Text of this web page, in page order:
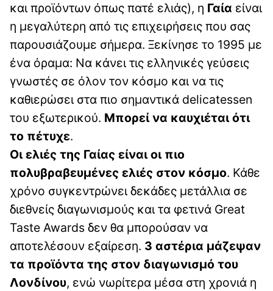
και προϊόντων όπως πατέ ελιάς), η Γαία είναι
η μεγαλύτερη από τις επιχειρήσεις που σας
παρουσιάζουμε σήμερα. Ξεκίνησε το 1995 με
ένα όραμα: Να κάνει τις ελληνικές γεύσεις
γνωστές σε όλον τον κόσμο και να τις
καθιερώσει στα πιο σημαντικά delicatessen
του εξωτερικού. Μπορεί να καυχιέται ότι
το πέτυχε.
Οι ελιές της Γαίας είναι οι πιο
πολυβραβευμένες ελιές στον κόσμο. Κάθε
χρόνο συγκεντρώνει δεκάδες μετάλλια σε
διεθνείς διαγωνισμούς και τα φετινά Great
Taste Awards δεν θα μπορούσαν να
αποτελέσουν εξαίρεση. 3 αστέρια μάζεψαν
τα προϊόντα της στον διαγωνισμό του
Λονδίνου, ενώ νωρίτερα μέσα στη χρονιά η